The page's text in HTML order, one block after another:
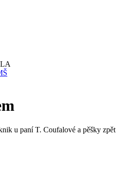
u paní T. Coufalové a pěšky zpět